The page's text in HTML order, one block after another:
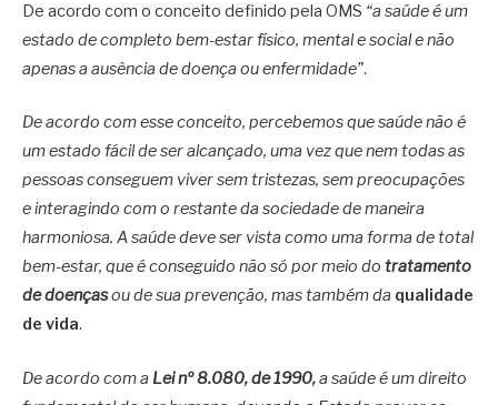
De acordo com o conceito definido pela OMS “a saúde é um
estado de completo bem-estar físico, mental e social e não
apenas a ausência de doença ou enfermidade”.
De acordo com esse conceito, percebemos que saúde não é
um estado fácil de ser alcançado, uma vez que nem todas as
pessoas conseguem viver sem tristezas, sem preocupações
e interagindo com o restante da sociedade de maneira
harmoniosa. A saúde deve ser vista como uma forma de total
bem-estar, que é conseguido não só por meio do tratamento
de doençasou de sua prevenção, mas também da qualidade
de vida.
De acordo com a Lei nº 8.080, de 1990,a saúde é um direito